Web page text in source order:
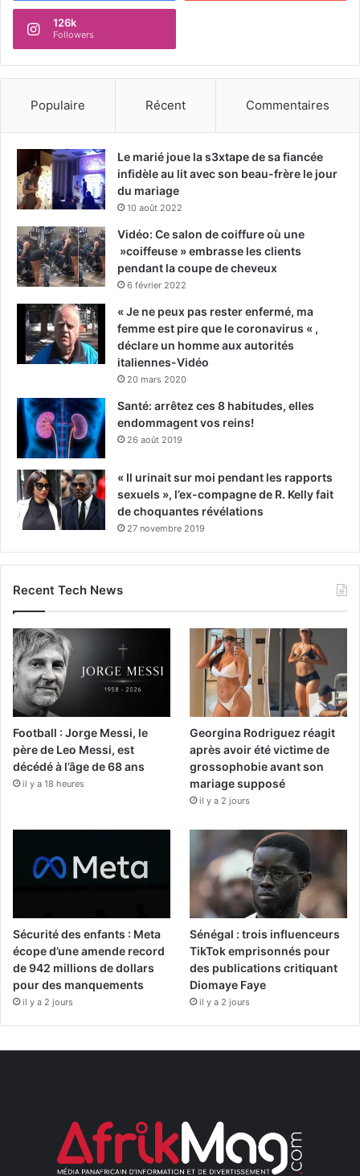
126k
Followers
Populaire Récent Commentaires
Le marié joue la s3xtape de sa fiancée
infidèle au lit avec son beau-frère le jour
du mariage
10 août 2022
Vidéo: Ce salon de coiffure où une
»coiffeuse » embrasse les clients
pendant la coupe de cheveux
6 février 2022
« Je ne peux pas rester enfermé, ma
femme est pire que le coronavirus « ,
déclare un homme aux autorités
italiennes-Vidéo
20 mars 2020
Santé: arrêtez ces 8 habitudes, elles
endommagent vos reins!
26 août 2019
« Il urinait sur moi pendant les rapports
sexuels », l’ex-compagne de R. Kelly fait
de choquantes révélations
27 novembre 2019
Recent Tech News
Football : Jorge Messi, le
père de Leo Messi, est
décédé à l’âge de 68 ans
il y a 18 heures
Georgina Rodriguez réagit
après avoir été victime de
grossophobie avant son
mariage supposé
il y a 2 jours
Sécurité des enfants : Meta
écope d’une amende record
de 942 millions de dollars
pour des manquements
il y a 2 jours
Sénégal : trois influenceurs
TikTok emprisonnés pour
des publications critiquant
Diomaye Faye
il y a 2 jours